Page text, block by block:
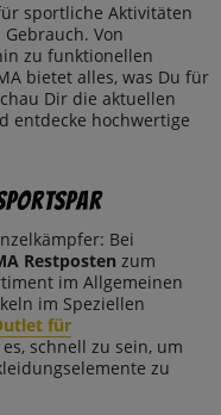
sportliche Aktivitäten
Von
zu funktionellen
bietet alles, was Du für
Dir die aktuellen
entdecke hochwertige
Bei
Restposten zum
im Allgemeinen
im Speziellen
für
schnell zu sein, um
zu